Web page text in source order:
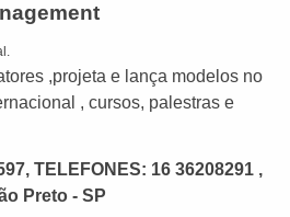
,projeta e lança modelos no
, cursos, palestras e
TELEFONES: 16 36208291 ,
Preto - SP